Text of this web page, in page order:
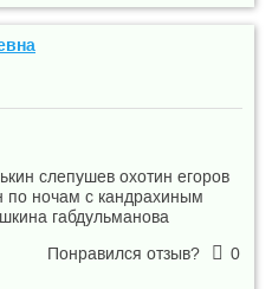
слепушев охотин егоров
по ночам с кандрахиным
габдульманова
Понравился отзыв?
0